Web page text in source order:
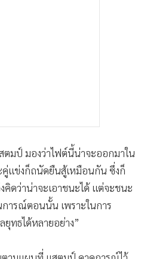
ตมป์ มองว่าไฟต์นี้น่าจะออกมาใน
คู่แข่งก็ถนัดยืนสู้เหมือนกัน ซึ่งก็
คิดว่าน่าจะเอาชนะได้ แต่จะชนะ
ารณ์ตอนนั้น เพราะในการ
ยุทธได้หลายอย่าง”